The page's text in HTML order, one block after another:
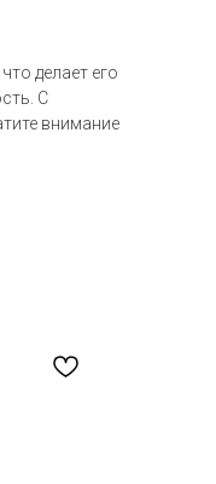
делает его
С
внимание